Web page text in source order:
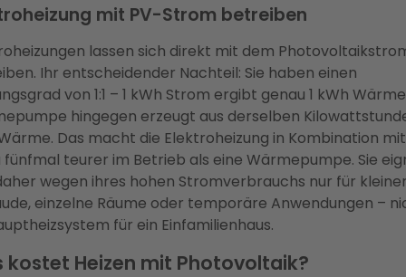
mit PV-Strom betreiben
lassen sich direkt mit dem
Ihr entscheidender Nachteil: Sie haben einen
von 1:1 – 1 kWh Strom ergibt genau 1 kWh
hingegen erzeugt aus derselben
Das macht die Elektroheizung in Kombination
fünfmal teurer im Betrieb als eine Wärmepumpe. Sie
wegen ihres hohen Stromverbrauchs nur für
einzelne Räume oder temporäre Anwendungen –
für ein Einfamilienhaus.
kostet Heizen mit Photovoltaik?